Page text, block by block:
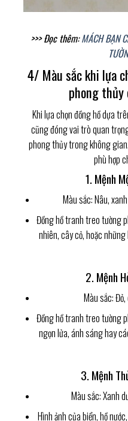
>>> Đọc thêm:MÁCH BẠN
4/ Màu sắc khi lựa
phong
Khi lựa chọn đồng hồ dựa
cũng đóng vai trò quan
phong thủy trong không
phù hợp
1. Mệnh
Màu sắc: Nâu,
Đồng hồ tranh treo tường
nhiên, cây cỏ, hoặc
2. Mệnh
Màu sắc:
Đồng hồ tranh treo tường
ngọn lửa, ánh sáng hay
3. Mệnh
Màu sắc: Xanh
Hình ảnh của biển, hồ